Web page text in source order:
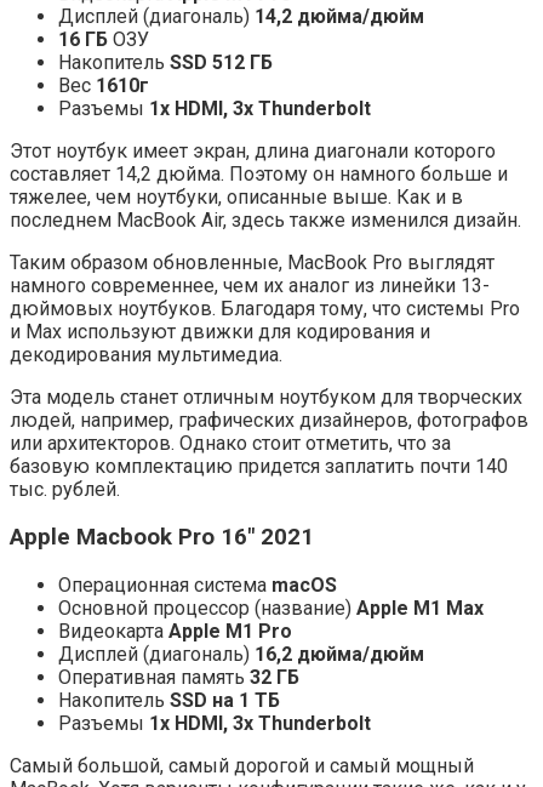
Дисплей (диагональ) 14,2 дюйма/дюйм
16 ГБ ОЗУ
Накопитель SSD 512 ГБ
Вес 1610г
Разъемы 1x HDMI, 3x Thunderbolt
Этот ноутбук имеет экран, длина диагонали которого
составляет 14,2 дюйма. Поэтому он намного больше и
тяжелее, чем ноутбуки, описанные выше. Как и в
последнем MacBook Air, здесь также изменился дизайн.
Таким образом обновленные, MacBook Pro выглядят
намного современнее, чем их аналог из линейки 13-
дюймовых ноутбуков. Благодаря тому, что системы Pro
и Max используют движки для кодирования и
декодирования мультимедиа.
Эта модель станет отличным ноутбуком для творческих
людей, например, графических дизайнеров, фотографов
или архитекторов. Однако стоит отметить, что за
базовую комплектацию придется заплатить почти 140
тыс. рублей.
Apple Macbook Pro 16″ 2021
Операционная система macOS
Основной процессор (название) Apple M1 Max
Видеокарта Apple M1 Pro
Дисплей (диагональ) 16,2 дюйма/дюйм
Оперативная память 32 ГБ
Накопитель SSD на 1 ТБ
Разъемы 1x HDMI, 3x Thunderbolt
Самый большой, самый дорогой и самый мощный